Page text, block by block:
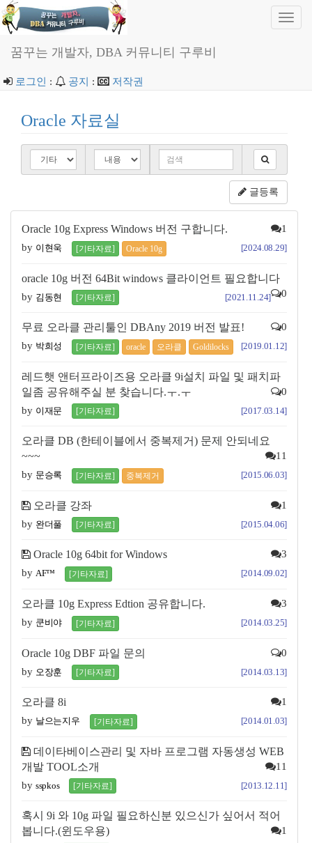
꿈꾸는 개발자, DBA 커뮤니티 구루비
로그인 : 공지 : 저작권
Oracle 자료실
글등록
Oracle 10g Express Windows 버전 구합니다. 1
by 이현욱 [기타자료] Oracle 10g [2024.08.29]
oracle 10g 버전 64Bit windows 클라이언트 필요합니다
0
by 김동현 [기타자료] [2021.11.24]
무료 오라클 관리툴인 DBAny 2019 버전 발표! 0
by 박희성 [기타자료] oracle 오라클 Goldilocks [2019.01.12]
레드햇 앤터프라이즈용 오라클 9i설치 파일 및 패치파
일좀 공유해주실 분 찾습니다.ㅜ.ㅜ
0
by 이재문 [기타자료] [2017.03.14]
오라클 DB (한테이블에서 중복제거) 문제 안되네요
~~~
11
by 문승록 [기타자료] 중복제거 [2015.06.03]
오라클 강좌 1
by 완더풀 [기타자료] [2015.04.06]
Oracle 10g 64bit for Windows 3
by AF™ [기타자료] [2014.09.02]
오라클 10g Express Edtion 공유합니다. 3
by 쿤비야 [기타자료] [2014.03.25]
Oracle 10g DBF 파일 문의 0
by 오장훈 [기타자료] [2014.03.13]
오라클 8i 1
by 날으는지우 [기타자료] [2014.01.03]
데이타베이스관리 및 자바 프로그램 자동생성 WEB
개발 TOOL소개
11
by sspkos [기타자료] [2013.12.11]
혹시 9i 와 10g 파일 필요하신분 있으신가 싶어서 적어
봅니다.(윈도우용)
1